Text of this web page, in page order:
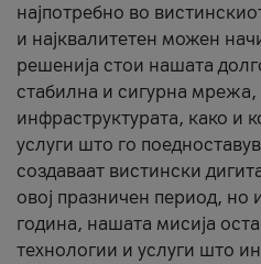
најпотребно во
и најквалитетен можен
решенија стои нашата
стабилна и сигурна мрежа,
инфраструктурата, како и
услуги што го
создаваат вистински
овој празничен период, но
година, нашата мисија
технологии и услуги што